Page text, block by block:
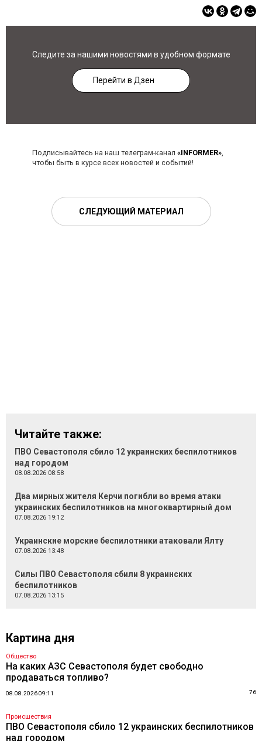
Следите за нашими новостями в удобном формате
Перейти в Дзен
Подписывайтесь на наш телеграм-канал «INFORMER»,
чтобы быть в курсе всех новостей и событий!
СЛЕДУЮЩИЙ МАТЕРИАЛ
Читайте также:
ПВО Севастополя сбило 12 украинских беспилотников
над городом
08.08.2026 08:58
Два мирных жителя Керчи погибли во время атаки
украинских беспилотников на многоквартирный дом
07.08.2026 19:12
Украинские морские беспилотники атаковали Ялту
07.08.2026 13:48
Силы ПВО Севастополя сбили 8 украинских
беспилотников
07.08.2026 13:15
Картина дня
Общество
На каких АЗС Севастополя будет свободно
продаваться топливо?
08.08.2026 09:11 76
Происшествия
ПВО Севастополя сбило 12 украинских беспилотников
над городом